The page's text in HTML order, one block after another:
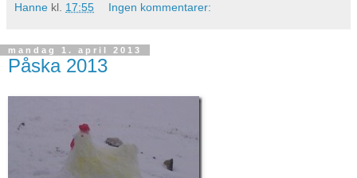
Hanne kl. 17:55 Ingen kommentarer:
mandag 1. april 2013
Påska 2013